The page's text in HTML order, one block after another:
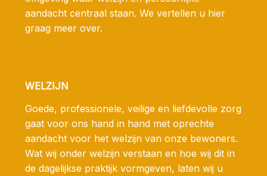
aandacht centraal staan. We vertellen u hier
graag meer over.
WELZIJN
Goede, professionele, veilige en liefdevolle zorg
gaat voor ons hand in hand met oprechte
aandacht voor het welzijn van onze bewoners.
Wat wij onder welzijn verstaan en hoe wij dit in
de dagelijkse praktijk vormgeven, laten wij u